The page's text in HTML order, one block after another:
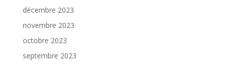
décembre 2023
novembre 2023
octobre 2023
septembre 2023